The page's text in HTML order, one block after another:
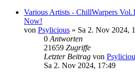
Various Artists - ChillWarpers
Now!
von Psylicious » Sa 2. Nov 2024,
0 Antworten
21659 Zugriffe
Letzter Beitrag von
Sa 2. Nov 2024, 17:49